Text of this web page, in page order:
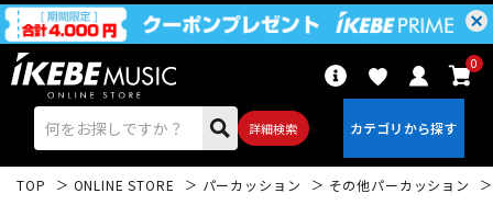
詳細検索
0
TOP ONLINE STORE パーカッション その他パーカッション